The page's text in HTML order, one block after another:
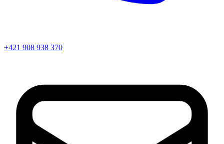
+421 908 938 370